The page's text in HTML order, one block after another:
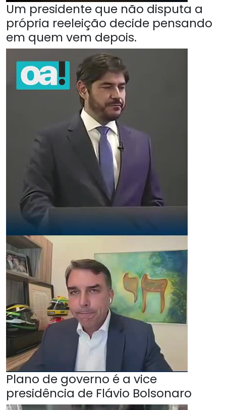
Um presidente que não disputa a
própria reeleição decide pensando
em quem vem depois.
Plano de governo é a vice
presidência de Flávio Bolsonaro